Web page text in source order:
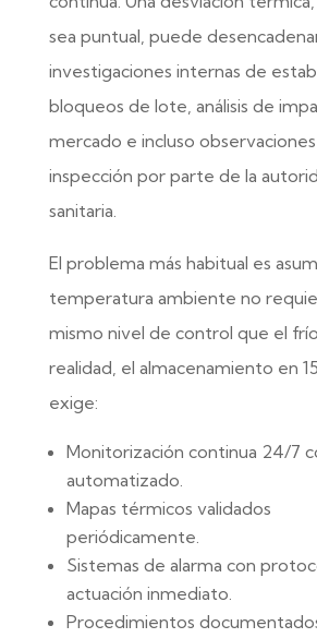
sea puntual, puede
investigaciones internas de
bloqueos de lote, análisis de
mercado e incluso
inspección por parte de la
sanitaria.
El problema más habitual es
temperatura ambiente no
mismo nivel de control que el
realidad, el almacenamiento en
exige:
Monitorización continua 24/7
automatizado.
Mapas térmicos validados
periódicamente.
Sistemas de alarma con
actuación inmediato.
Procedimientos